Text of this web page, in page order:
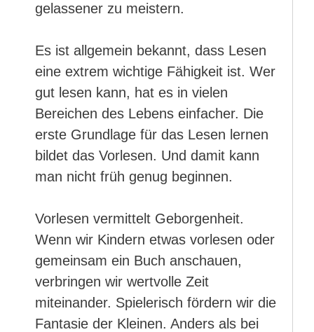
gelassener zu meistern.
Es ist allgemein bekannt, dass Lesen
eine extrem wichtige Fähigkeit ist. Wer
gut lesen kann, hat es in vielen
Bereichen des Lebens einfacher. Die
erste Grundlage für das Lesen lernen
bildet das Vorlesen. Und damit kann
man nicht früh genug beginnen.
Vorlesen vermittelt Geborgenheit.
Wenn wir Kindern etwas vorlesen oder
gemeinsam ein Buch anschauen,
verbringen wir wertvolle Zeit
miteinander. Spielerisch fördern wir die
Fantasie der Kleinen. Anders als bei